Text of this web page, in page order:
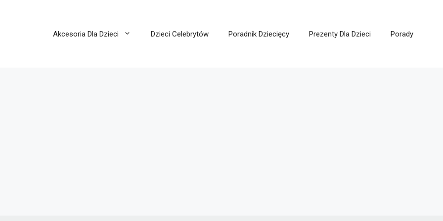
Akcesoria Dla Dzieci Dzieci Celebrytów Poradnik Dziecięcy Prezenty Dla Dzieci Porady